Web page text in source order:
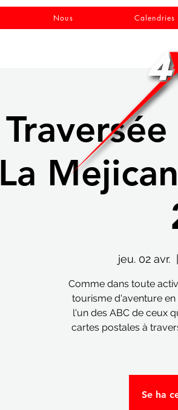
Nous Calendries
La
jeu. 02 avr.
Comme dans toute
tourisme d'aventure
l'un des ABC de ceux
cartes postales à
Se ha